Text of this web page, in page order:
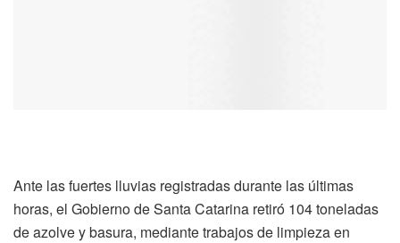
Ante las fuertes lluvias registradas durante las últimas
horas, el Gobierno de Santa Catarina retiró 104 toneladas
de azolve y basura, mediante trabajos de limpieza en